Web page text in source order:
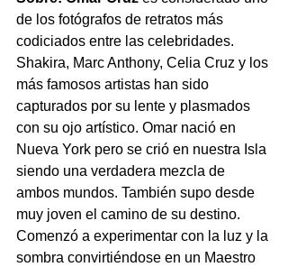
de los fotógrafos de retratos más
codiciados entre las celebridades.
Shakira, Marc Anthony, Celia Cruz y los
más famosos artistas han sido
capturados por su lente y plasmados
con su ojo artístico. Omar nació en
Nueva York pero se crió en nuestra Isla
siendo una verdadera mezcla de
ambos mundos. También supo desde
muy joven el camino de su destino.
Comenzó a experimentar con la luz y la
sombra convirtiéndose en un Maestro